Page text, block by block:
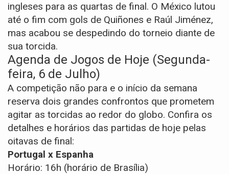
ingleses para as quartas de final. O México lutou
até o fim com gols de Quiñones e Raúl Jiménez,
mas acabou se despedindo do torneio diante de
sua torcida.
Agenda de Jogos de Hoje (Segunda-
feira, 6 de Julho)
A competição não para e o início da semana
reserva dois grandes confrontos que prometem
agitar as torcidas ao redor do globo. Confira os
detalhes e horários das partidas de hoje pelas
oitavas de final:
Portugal x Espanha
Horário: 16h (horário de Brasília)